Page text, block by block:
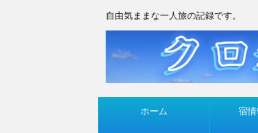
自由気ままな一人旅の記録です。
ホーム 宿